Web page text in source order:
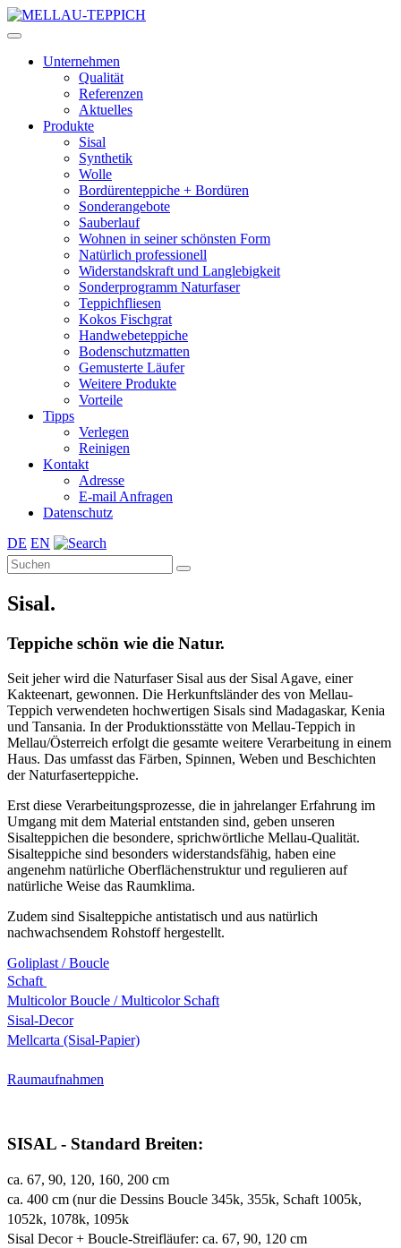
Unternehmen
Qualität
Referenzen
Aktuelles
Produkte
Sisal
Synthetik
Wolle
Bordürenteppiche + Bordüren
Sonderangebote
Sauberlauf
Wohnen in seiner schönsten Form
Natürlich professionell
Widerstandskraft und Langlebigkeit
Sonderprogramm Naturfaser
Teppichfliesen
Kokos Fischgrat
Handwebeteppiche
Bodenschutzmatten
Gemusterte Läufer
Weitere Produkte
Vorteile
Tipps
Verlegen
Reinigen
Kontakt
Adresse
E-mail Anfragen
Datenschutz
DE EN
Sisal.
Teppiche schön wie die Natur.
Seit jeher wird die Naturfaser Sisal aus der Sisal Agave, einer
Kakteenart, gewonnen. Die Herkunftsländer des von Mellau-
Teppich verwendeten hochwertigen Sisals sind Madagaskar, Kenia
und Tansania. In der Produktionsstätte von Mellau-Teppich in
Mellau/Österreich erfolgt die gesamte weitere Verarbeitung in einem
Haus. Das umfasst das Färben, Spinnen, Weben und Beschichten
der Naturfaserteppiche.
Erst diese Verarbeitungsprozesse, die in jahrelanger Erfahrung im
Umgang mit dem Material entstanden sind, geben unseren
Sisalteppichen die besondere, sprichwörtliche Mellau-Qualität.
Sisalteppiche sind besonders widerstandsfähig, haben eine
angenehm natürliche Oberflächenstruktur und regulieren auf
natürliche Weise das Raumklima.
Zudem sind Sisalteppiche antistatisch und aus natürlich
nachwachsendem Rohstoff hergestellt.
Goliplast / Boucle
Schaft
Multicolor Boucle / Multicolor Schaft
Sisal-Decor
Mellcarta (Sisal-Papier)
Raumaufnahmen
SISAL - Standard Breiten:
ca. 67, 90, 120, 160, 200 cm
ca. 400 cm (nur die Dessins Boucle 345k, 355k, Schaft 1005k,
1052k, 1078k, 1095k
Sisal Decor + Boucle-Streifläufer: ca. 67, 90, 120 cm